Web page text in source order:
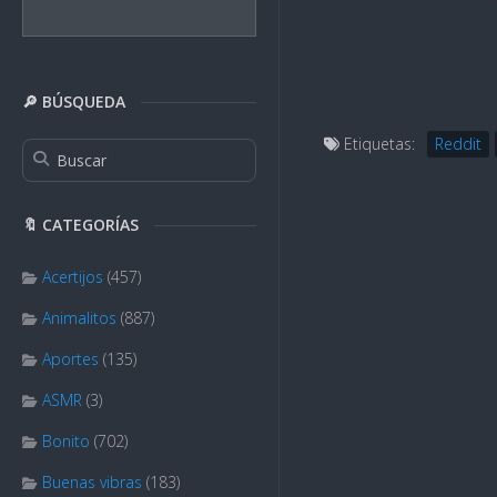
🔎 BÚSQUEDA
🔖 CATEGORÍAS
Acertijos (457)
Animalitos (887)
Aportes (135)
ASMR (3)
Bonito (702)
Buenas vibras (183)
Etiquetas: Reddit